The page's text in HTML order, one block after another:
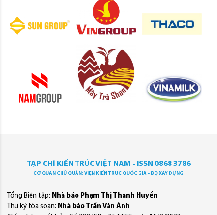
TẠP CHÍ KIẾN TRÚC VIỆT NAM - ISSN 0868 3786
CƠ QUAN CHỦ QUẢN: VIỆN KIẾN TRÚC QUỐC GIA - BỘ XÂY DỰNG
Tổng Biên tập: Nhà báo Phạm Thị Thanh Huyền
Thư ký tòa soạn: Nhà báo Trần Văn Ánh